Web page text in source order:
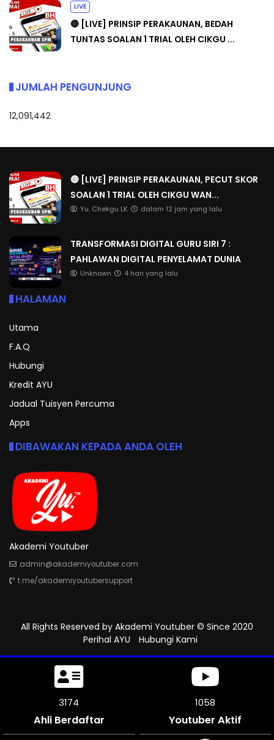
LIVE
🔴 [LIVE] PRINSIP PERAKAUNAN, BEDAH
TUNTAS SOALAN 1 TRIAL OLEH CIKGU ...
JUMLAH PENGUNJUNG
12,091,442
🔴 [LIVE] PRINSIP PERAKAUNAN, PECUT SKOR
SOALAN 1 TRIAL OLEH CIKGU WAN...
Yu. Chekgu LK dalam 12 jam yang lalu
TRANSFORMASI DIGITAL GURU SIRI 7 :
PAHLAWAN DIGITAL PENYELAMAT DUNIA
Unknown 4 hari yang lalu
HALAMAN
Utama
F.A.Q
Hubungi
Kredit AYU
Jadual Tuisyen Percuma
Apps
DIBAWAKAN KEPADA ANDA OLEH
Akademi Youtuber
admin@akademiyoutuber.com
t.me/akademiyoutubersupport
All Rights Reserved by Akademi Youtuber © Since 2020
Perihal AYU
Hubungi Kami
3567
Ahli Berdaftar
1188
Youtuber Aktif